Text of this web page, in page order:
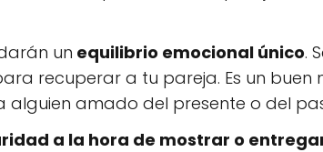
un equilibrio emocional único.
recuperar a tu pareja. Es un buen
alguien amado del presente o del
a la hora de mostrar o